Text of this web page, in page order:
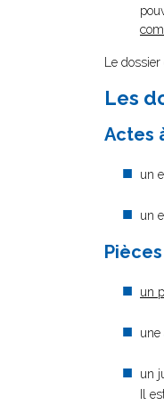
Le
Les
Actes
un
un
un
une
un
Il